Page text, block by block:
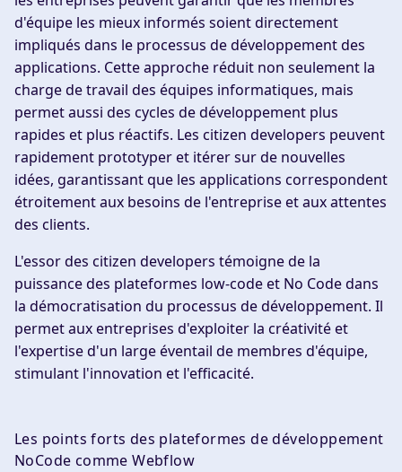
d'équipe les mieux informés soient directement
impliqués dans le processus de développement des
applications. Cette approche réduit non seulement la
charge de travail des équipes informatiques, mais
permet aussi des cycles de développement plus
rapides et plus réactifs. Les citizen developers peuvent
rapidement prototyper et itérer sur de nouvelles
idées, garantissant que les applications correspondent
étroitement aux besoins de l'entreprise et aux attentes
des clients.
L'essor des citizen developers témoigne de la
puissance des plateformes low-code et No Code dans
la démocratisation du processus de développement. Il
permet aux entreprises d'exploiter la créativité et
l'expertise d'un large éventail de membres d'équipe,
stimulant l'innovation et l'efficacité.
Les points forts des plateformes de développement
NoCode comme Webflow